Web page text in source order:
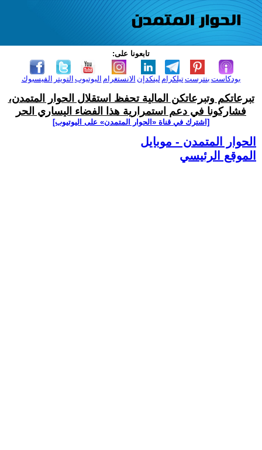
تابعونا على:
الفيسبوك التويتر اليوتيوب الانستغرام لينكدإن تيلكرامبنترست بودكاست
تبرعاتكم وتبرعاتكن المالية تحفظ استقلال الحوار المتمدن،
فشاركونا في دعم استمرارية هذا الفضاء اليساري الحر
[اشترك في قناة ‫«الحوار المتمدن» على اليوتيوب]
الحوار المتمدن - موبايل
الموقع الرئيسي